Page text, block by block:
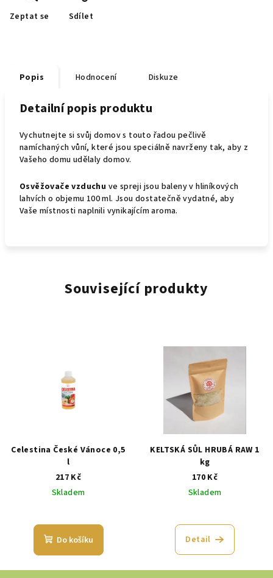
Zeptat se Sdílet
Popis Hodnocení Diskuze
Detailní popis produktu
Vychutnejte si svůj domov s touto řadou pečlivě
namíchaných vůní, které jsou speciálně navrženy tak, aby z
Vašeho domu udělaly domov.
Osvěžovače vzduchu ve spreji jsou baleny v hliníkových
lahvích o objemu 100 ml. Jsou dostatečně vydatné, aby
Vaše místnosti naplnili vynikajícím aroma.
Související produkty
Celestina České Vánoce 0,5
l
217 Kč
Skladem
Do košíku
KELTSKÁ SŮL HRUBÁ RAW 1
kg
170 Kč
Skladem
Detail